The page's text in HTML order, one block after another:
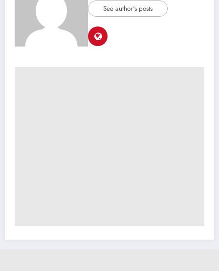
See author's posts